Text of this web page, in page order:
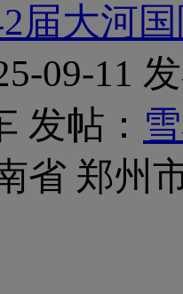
届大河
09-11
发帖：
省 郑州